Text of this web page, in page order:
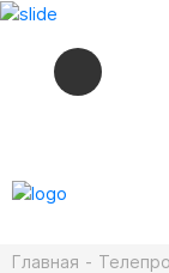
Главная